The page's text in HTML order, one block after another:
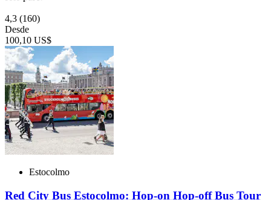
4,3 (160)
Desde
100,10 US$
Estocolmo
Red City Bus Estocolmo: Hop-on Hop-off Bus Tour